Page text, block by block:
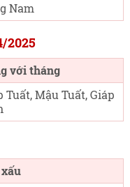
Nam
2025
với tháng
Tuất, Mậu Tuất, Giáp